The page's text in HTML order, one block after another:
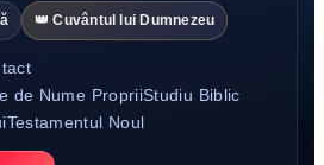
👑 Cuvântul lui Dumnezeu
de Nume PropriiStudiu Biblic
Testamentul Noul